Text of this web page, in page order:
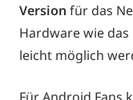
Version für das
Hardware wie
leicht möglich